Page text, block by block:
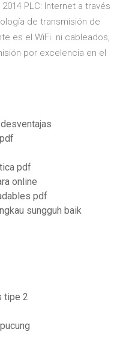
PLC: Internet a través
de transmisión de
es el WiFi. ni cableados,
por excelencia en el
pdf
online
pdf
sungguh baik
tipe 2